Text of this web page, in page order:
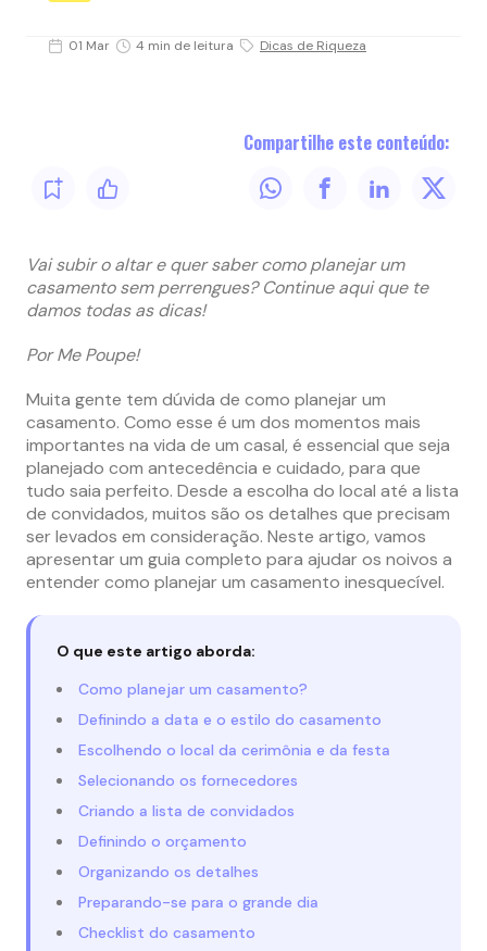
01 Mar 4 min de leitura Dicas de Riqueza
Compartilhe este conteúdo:
Vai subir o altar e quer saber como planejar um
casamento sem perrengues? Continue aqui que te
damos todas as dicas!
Por Me Poupe!
Muita gente tem dúvida de como planejar um
casamento. Como esse é um dos momentos mais
importantes na vida de um casal, é essencial que seja
planejado com antecedência e cuidado, para que
tudo saia perfeito. Desde a escolha do local até a lista
de convidados, muitos são os detalhes que precisam
ser levados em consideração. Neste artigo, vamos
apresentar um guia completo para ajudar os noivos a
entender como planejar um casamento inesquecível.
O que este artigo aborda:
Como planejar um casamento?
Definindo a data e o estilo do casamento
Escolhendo o local da cerimônia e da festa
Selecionando os fornecedores
Criando a lista de convidados
Definindo o orçamento
Organizando os detalhes
Preparando-se para o grande dia
Checklist do casamento